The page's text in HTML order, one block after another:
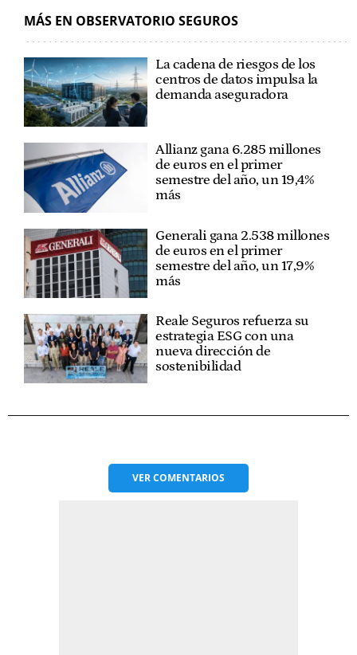
MÁS EN OBSERVATORIO SEGUROS
La cadena de riesgos de los
centros de datos impulsa la
demanda aseguradora
Allianz gana 6.285 millones
de euros en el primer
semestre del año, un 19,4%
más
Generali gana 2.538 millones
de euros en el primer
semestre del año, un 17,9%
más
Reale Seguros refuerza su
estrategia ESG con una
nueva dirección de
sostenibilidad
VERCOMENTARIOS